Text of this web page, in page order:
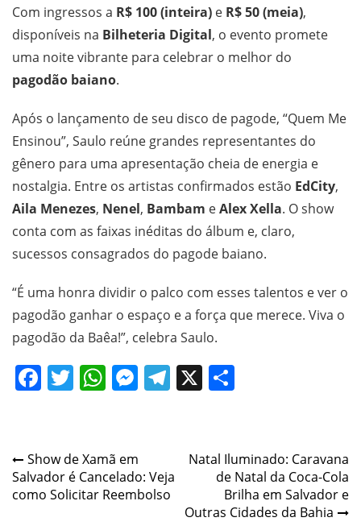
Com ingressos a R$ 100 (inteira) e R$ 50 (meia),
disponíveis na Bilheteria Digital, o evento promete
uma noite vibrante para celebrar o melhor do
pagodão baiano.
Após o lançamento de seu disco de pagode, “Quem Me
Ensinou”, Saulo reúne grandes representantes do
gênero para uma apresentação cheia de energia e
nostalgia. Entre os artistas confirmados estão EdCity,
Aila Menezes, Nenel, Bambam eAlex Xella. O show
conta com as faixas inéditas do álbum e, claro,
sucessos consagrados do pagode baiano.
“É uma honra dividir o palco com esses talentos e ver o
pagodão ganhar o espaço e a força que merece. Viva o
pagodão da Baêa!”, celebra Saulo.
Facebook
Twitter
WhatsApp
Messenger
Telegram
X
Post
navigation
Show de Xamã em
Salvador é Cancelado: Veja
como Solicitar Reembolso
Natal Iluminado: Caravana
de Natal da Coca-Cola
Brilha em Salvador e
Outras Cidades da Bahia